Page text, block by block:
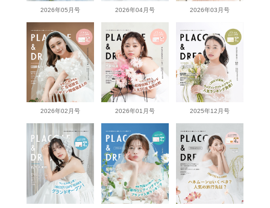
2026年05月号 2026年04月号 2026年03月号
2026年02月号 2026年01月号 2025年12月号